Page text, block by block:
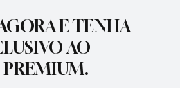
E TENHA
AO